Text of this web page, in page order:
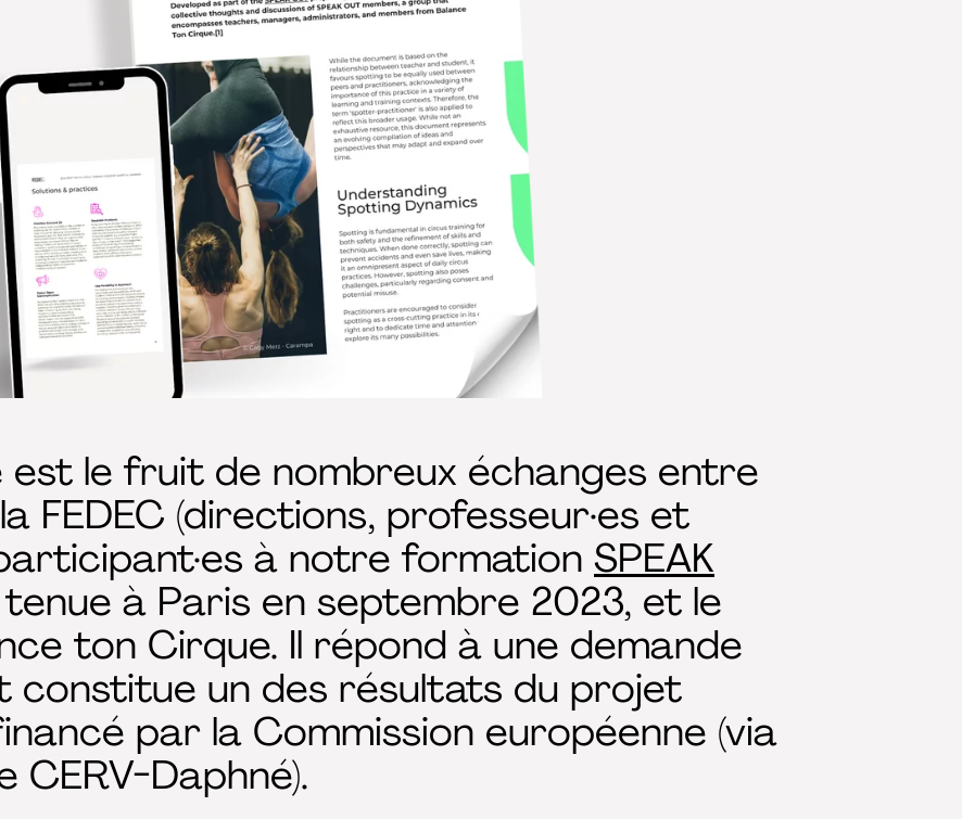
le fruit de nombreux échanges entre
FEDEC (directions, professeur·es et
à notre formation SPEAK
à Paris en septembre 2023, et le
ton Cirque. Il répond à une demande
constitue un des résultats du projet
par la Commission européenne (via
CERV-Daphné).